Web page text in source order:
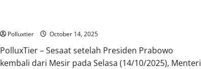
Polluxtier October 14, 2025
PolluxTier – Sesaat setelah Presiden Prabowo
kembali dari Mesir pada Selasa (14/10/2025), Menteri